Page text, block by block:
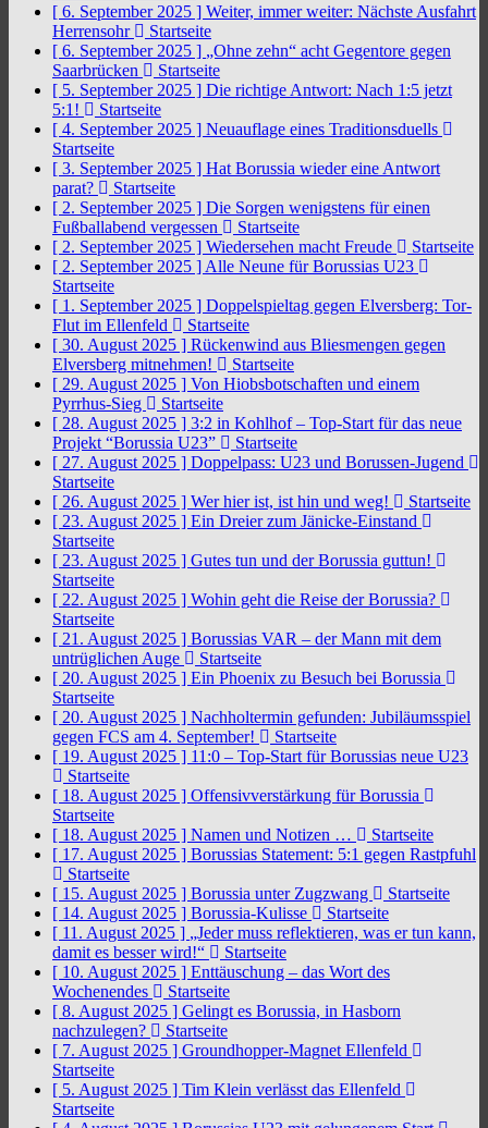
[ 6. September 2025 ] Weiter, immer weiter: Nächste Ausfahrt
Herrensohr
Startseite
[ 6. September 2025 ] „Ohne zehn“ acht Gegentore gegen
Saarbrücken
Startseite
[ 5. September 2025 ] Die richtige Antwort: Nach 1:5 jetzt
5:1!
Startseite
[ 4. September 2025 ] Neuauflage eines Traditionsduells
Startseite
[ 3. September 2025 ] Hat Borussia wieder eine Antwort
parat?
Startseite
[ 2. September 2025 ] Die Sorgen wenigstens für einen
Fußballabend vergessen
Startseite
[ 2. September 2025 ] Wiedersehen macht Freude
Startseite
[ 2. September 2025 ] Alle Neune für Borussias U23
Startseite
[ 1. September 2025 ] Doppelspieltag gegen Elversberg: Tor-
Flut im Ellenfeld
Startseite
[ 30. August 2025 ] Rückenwind aus Bliesmengen gegen
Elversberg mitnehmen!
Startseite
[ 29. August 2025 ] Von Hiobsbotschaften und einem
Pyrrhus-Sieg
Startseite
[ 28. August 2025 ] 3:2 in Kohlhof – Top-Start für das neue
Projekt “Borussia U23”
Startseite
[ 27. August 2025 ] Doppelpass: U23 und Borussen-Jugend
Startseite
[ 26. August 2025 ] Wer hier ist, ist hin und weg!
Startseite
[ 23. August 2025 ] Ein Dreier zum Jänicke-Einstand
Startseite
[ 23. August 2025 ] Gutes tun und der Borussia guttun!
Startseite
[ 22. August 2025 ] Wohin geht die Reise der Borussia?
Startseite
[ 21. August 2025 ] Borussias VAR – der Mann mit dem
untrüglichen Auge
Startseite
[ 20. August 2025 ] Ein Phoenix zu Besuch bei Borussia
Startseite
[ 20. August 2025 ] Nachholtermin gefunden: Jubiläumsspiel
gegen FCS am 4. September!
Startseite
[ 19. August 2025 ] 11:0 – Top-Start für Borussias neue U23
Startseite
[ 18. August 2025 ] Offensivverstärkung für Borussia
Startseite
[ 18. August 2025 ] Namen und Notizen …
Startseite
[ 17. August 2025 ] Borussias Statement: 5:1 gegen Rastpfuhl
Startseite
[ 15. August 2025 ] Borussia unter Zugzwang
Startseite
[ 14. August 2025 ] Borussia-Kulisse
Startseite
[ 11. August 2025 ] „Jeder muss reflektieren, was er tun kann,
damit es besser wird!“
Startseite
[ 10. August 2025 ] Enttäuschung – das Wort des
Wochenendes
Startseite
[ 8. August 2025 ] Gelingt es Borussia, in Hasborn
nachzulegen?
Startseite
[ 7. August 2025 ] Groundhopper-Magnet Ellenfeld
Startseite
[ 5. August 2025 ] Tim Klein verlässt das Ellenfeld
Startseite